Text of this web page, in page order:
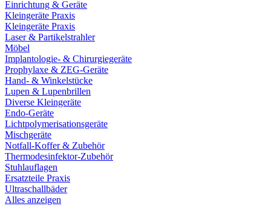
Einrichtung & Geräte
Kleingeräte Praxis
Kleingeräte Praxis
Laser & Partikelstrahler
Möbel
Implantologie- & Chirurgiegeräte
Prophylaxe & ZEG-Geräte
Hand- & Winkelstücke
Lupen & Lupenbrillen
Diverse Kleingeräte
Endo-Geräte
Lichtpolymerisationsgeräte
Mischgeräte
Notfall-Koffer & Zubehör
Thermodesinfektor-Zubehör
Stuhlauflagen
Ersatzteile Praxis
Ultraschallbäder
Alles anzeigen